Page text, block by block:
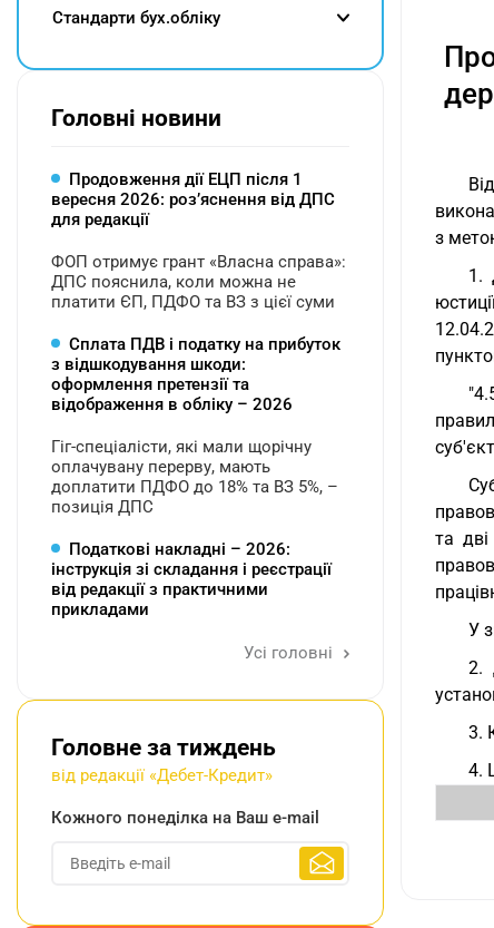
з
1.
та
У
2.
3.
4.
Cтандарти бух.обліку
Головні новини
Продовження дії ЕЦП після 1
вересня 2026: розʼяснення від ДПС
для редакції
ФОП отримує грант «Власна справа»:
ДПС пояснила, коли можна не
платити ЄП, ПДФО та ВЗ з цієї суми
Сплата ПДВ і податку на прибуток
з відшкодування шкоди:
оформлення претензії та
відображення в обліку – 2026
Гіг-спеціалісти, які мали щорічну
оплачувану перерву, мають
доплатити ПДФО до 18% та ВЗ 5%, –
позиція ДПС
Податкові накладні – 2026:
інструкція зі складання і реєстрації
від редакції з практичними
прикладами
Усі головні
Головне за тиждень
від редакції «Дебет-Кредит»
Кожного понеділка на Ваш e-mail